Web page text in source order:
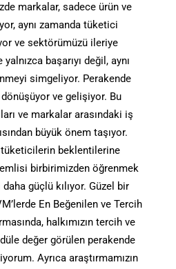
markalar, sadece ürün ve
aynı zamanda tüketici
ve sektörümüzü ileriye
başarıyı değil, aynı
simgeliyor. Perakende
ve gelişiyor. Bu
ve markalar arasındaki iş
büyük önem taşıyor.
beklentilerine
birbirimizden öğrenmek
güçlü kılıyor. Güzel bir
En Beğenilen ve Tercih
halkımızın tercih ve
değer görülen perakende
Ayrıca araştırmamızın